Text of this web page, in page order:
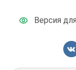
Версия